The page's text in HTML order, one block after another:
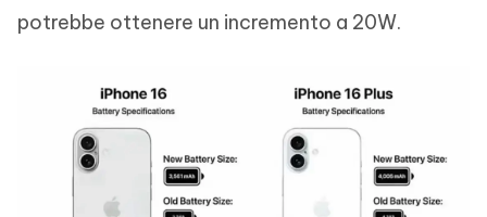
potrebbe ottenere un incremento a 20W.